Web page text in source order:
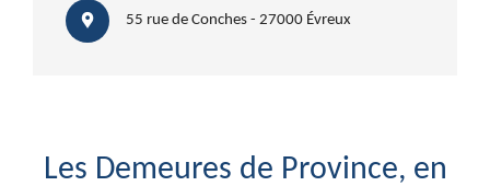
55 rue de Conches - 27000 Évreux
Les Demeures de Province, en